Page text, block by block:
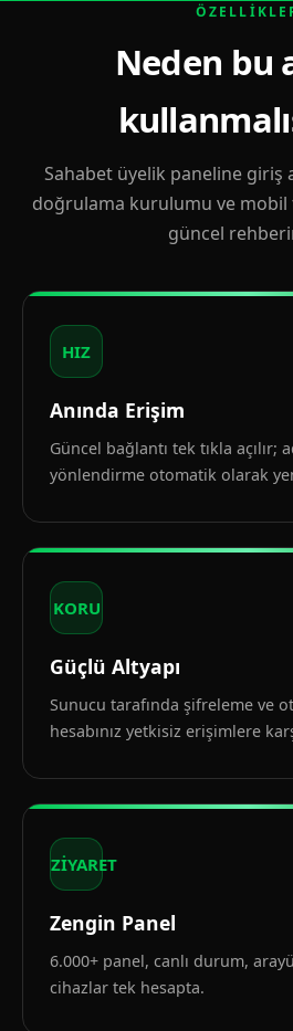
Neden bu
Sahabet üyelik paneline giriş
doğrulama kurulumu ve mobil
güncel
HIZ
Anında Erişim
Güncel bağlantı tek tıkla
yönlendirme otomatik olarak
KORU
Güçlü Altyapı
Sunucu tarafında şifreleme ve
hesabınız yetkisiz erişimlere
ZİYARET
Zengin Panel
6.000+ panel, canlı durum,
cihazlar tek hesapta.